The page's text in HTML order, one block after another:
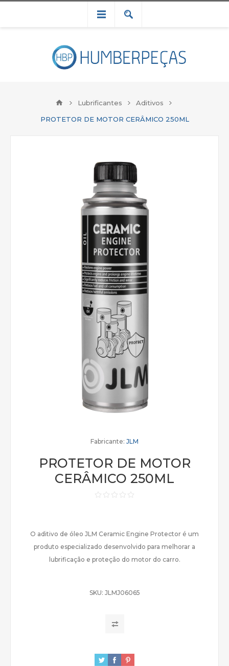
Lubrificantes
Aditivos
PROTETOR DE MOTOR CERÂMICO 250ML
Fabricante: JLM
PROTETOR DE MOTOR
CERÂMICO 250ML
O aditivo de óleo JLM Ceramic Engine Protector é um
produto especializado desenvolvido para melhorar a
lubrificação e proteção do motor do carro.
SKU: JLMJ06065